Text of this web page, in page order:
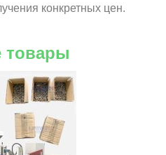
конкретных цен.
товары